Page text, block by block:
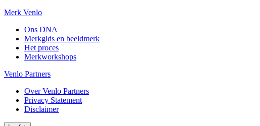
Merk Venlo
Ons DNA
Merkgids en beeldmerk
Het proces
Merkworkshops
Venlo Partners
Over Venlo Partners
Privacy Statement
Disclaimer